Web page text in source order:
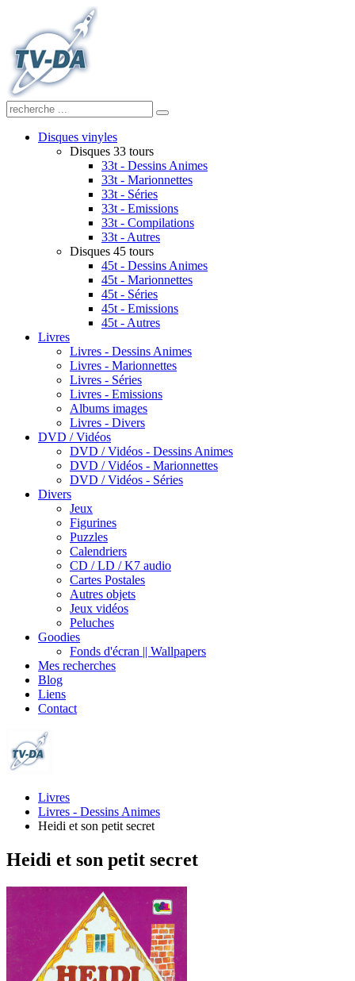
Disques vinyles
Disques 33 tours
33t - Dessins Animes
33t - Marionnettes
33t - Séries
33t - Emissions
33t - Compilations
33t - Autres
Disques 45 tours
45t - Dessins Animes
45t - Marionnettes
45t - Séries
45t - Emissions
45t - Autres
Livres
Livres - Dessins Animes
Livres - Marionnettes
Livres - Séries
Livres - Emissions
Albums images
Livres - Divers
DVD / Vidéos
DVD / Vidéos - Dessins Animes
DVD / Vidéos - Marionnettes
DVD / Vidéos - Séries
Divers
Jeux
Figurines
Puzzles
Calendriers
CD / LD / K7 audio
Cartes Postales
Autres objets
Jeux vidéos
Peluches
Goodies
Fonds d'écran || Wallpapers
Mes recherches
Blog
Liens
Contact
Livres
Livres - Dessins Animes
Heidi et son petit secret
Heidi et son petit secret